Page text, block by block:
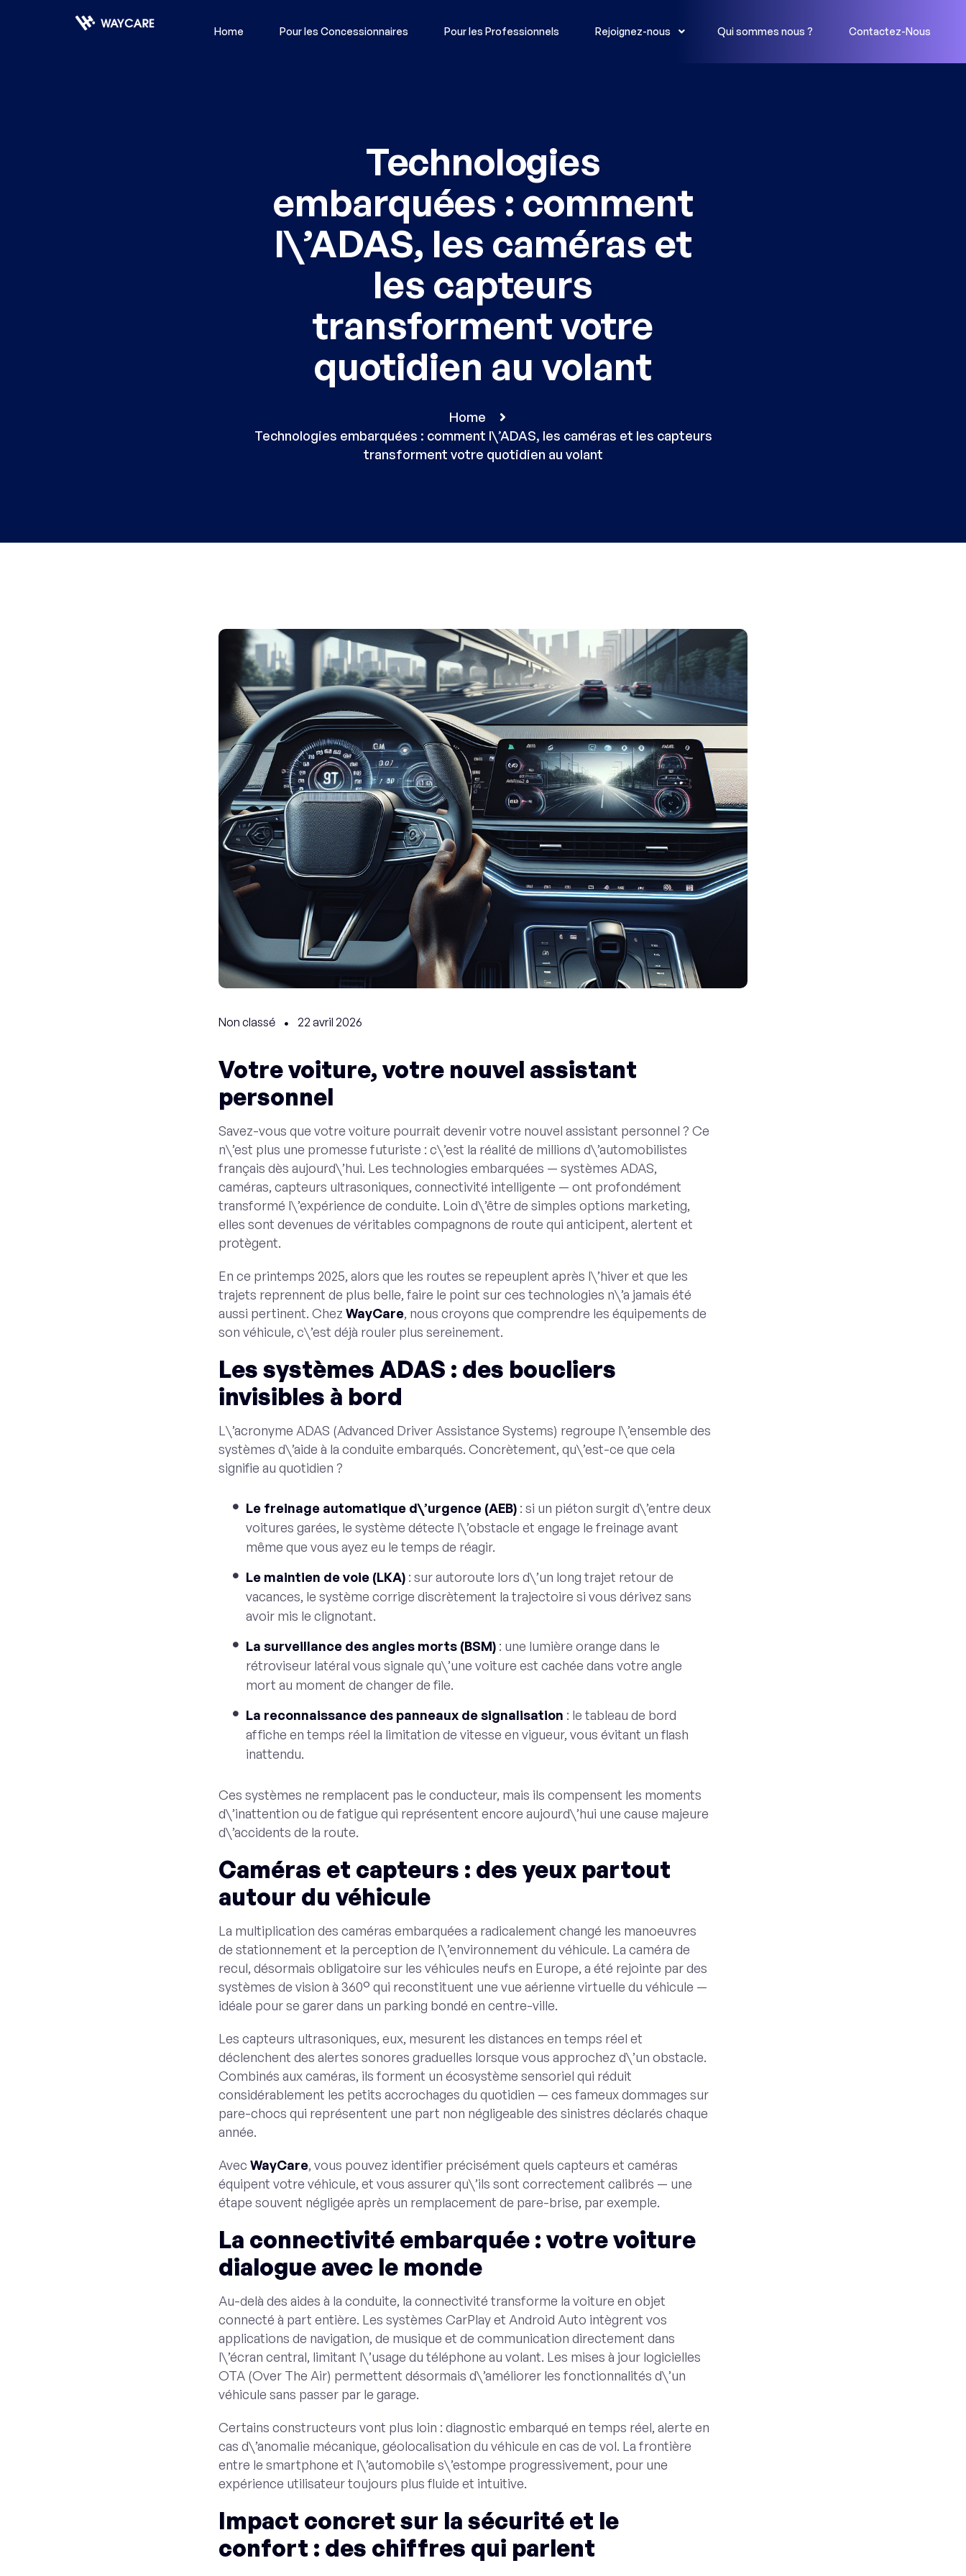
Home Pour les Concessionnaires Pour les Professionnels Rejoignez-nous Qui sommes nous ? Contactez-Nous
Technologies
embarquées : comment
l\’ADAS, les caméras et
les capteurs
transforment votre
quotidien au volant
Home
Technologies embarquées : comment l\’ADAS, les caméras et les capteurs
transforment votre quotidien au volant
Non classé 22 avril 2026
Votre voiture, votre nouvel assistant
personnel
Savez-vous que votre voiture pourrait devenir votre nouvel assistant personnel ? Ce
n\’est plus une promesse futuriste : c\’est la réalité de millions d\’automobilistes
français dès aujourd\’hui. Les technologies embarquées — systèmes ADAS,
caméras, capteurs ultrasoniques, connectivité intelligente — ont profondément
transformé l\’expérience de conduite. Loin d\’être de simples options marketing,
elles sont devenues de véritables compagnons de route qui anticipent, alertent et
protègent.
En ce printemps 2025, alors que les routes se repeuplent après l\’hiver et que les
trajets reprennent de plus belle, faire le point sur ces technologies n\’a jamais été
aussi pertinent. Chez WayCare, nous croyons que comprendre les équipements de
son véhicule, c\’est déjà rouler plus sereinement.
Les systèmes ADAS : des boucliers
invisibles à bord
L\’acronyme ADAS (Advanced Driver Assistance Systems) regroupe l\’ensemble des
systèmes d\’aide à la conduite embarqués. Concrètement, qu\’est-ce que cela
signifie au quotidien ?
Le freinage automatique d\’urgence (AEB) : si un piéton surgit d\’entre deux
voitures garées, le système détecte l\’obstacle et engage le freinage avant
même que vous ayez eu le temps de réagir.
Le maintien de voie (LKA) : sur autoroute lors d\’un long trajet retour de
vacances, le système corrige discrètement la trajectoire si vous dérivez sans
avoir mis le clignotant.
La surveillance des angles morts (BSM) : une lumière orange dans le
rétroviseur latéral vous signale qu\’une voiture est cachée dans votre angle
mort au moment de changer de file.
La reconnaissance des panneaux de signalisation : le tableau de bord
affiche en temps réel la limitation de vitesse en vigueur, vous évitant un flash
inattendu.
Ces systèmes ne remplacent pas le conducteur, mais ils compensent les moments
d\’inattention ou de fatigue qui représentent encore aujourd\’hui une cause majeure
d\’accidents de la route.
Caméras et capteurs : des yeux partout
autour du véhicule
La multiplication des caméras embarquées a radicalement changé les manoeuvres
de stationnement et la perception de l\’environnement du véhicule. La caméra de
recul, désormais obligatoire sur les véhicules neufs en Europe, a été rejointe par des
systèmes de vision à 360° qui reconstituent une vue aérienne virtuelle du véhicule —
idéale pour se garer dans un parking bondé en centre-ville.
Les capteurs ultrasoniques, eux, mesurent les distances en temps réel et
déclenchent des alertes sonores graduelles lorsque vous approchez d\’un obstacle.
Combinés aux caméras, ils forment un écosystème sensoriel qui réduit
considérablement les petits accrochages du quotidien — ces fameux dommages sur
pare-chocs qui représentent une part non négligeable des sinistres déclarés chaque
année.
Avec WayCare, vous pouvez identifier précisément quels capteurs et caméras
équipent votre véhicule, et vous assurer qu\’ils sont correctement calibrés — une
étape souvent négligée après un remplacement de pare-brise, par exemple.
La connectivité embarquée : votre voiture
dialogue avec le monde
Au-delà des aides à la conduite, la connectivité transforme la voiture en objet
connecté à part entière. Les systèmes CarPlay et Android Auto intègrent vos
applications de navigation, de musique et de communication directement dans
l\’écran central, limitant l\’usage du téléphone au volant. Les mises à jour logicielles
OTA (Over The Air) permettent désormais d\’améliorer les fonctionnalités d\’un
véhicule sans passer par le garage.
Certains constructeurs vont plus loin : diagnostic embarqué en temps réel, alerte en
cas d\’anomalie mécanique, géolocalisation du véhicule en cas de vol. La frontière
entre le smartphone et l\’automobile s\’estompe progressivement, pour une
expérience utilisateur toujours plus fluide et intuitive.
Impact concret sur la sécurité et le
confort : des chiffres qui parlent